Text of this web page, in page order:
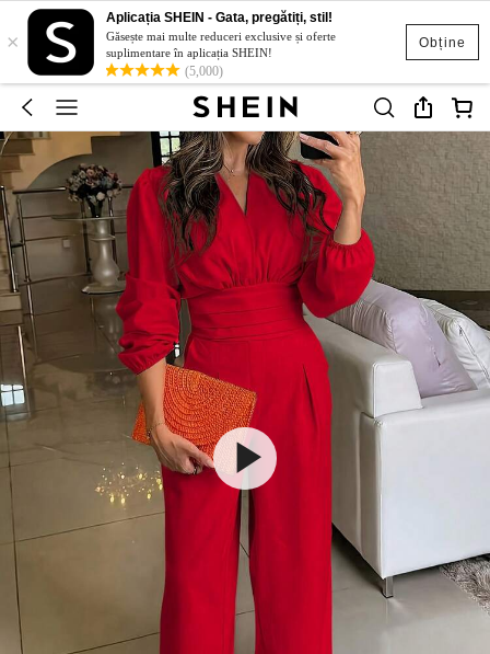
Obține
×
Aplicația SHEIN - Gata, pregătiți, stil!
Găsește mai multe reduceri exclusive și oferte
suplimentare în aplicația SHEIN!
(5,000)